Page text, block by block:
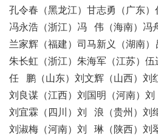
孔令春（黑龙江）甘志勇（广东）
冯永浩（浙江）冯 伟（海南）冯
兰家辉（福建）司马新义（湖南）
朱长虹（浙江）朱海军（江苏）伍
任 鹏（山东）刘文辉（山西）刘
刘良谋（江西）刘国明（河南）刘
刘宜霖（四川）刘 浪（贵州）刘
刘淑梅（河南）刘 琳（陕西）刘